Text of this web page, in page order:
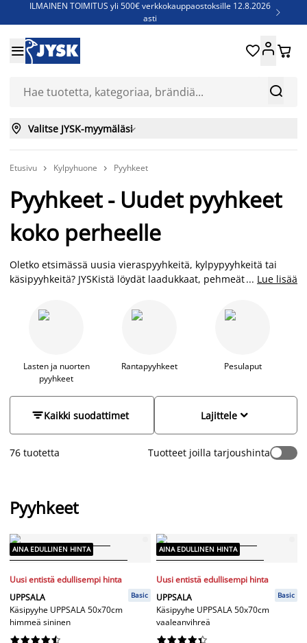
ILMAINEN TOIMITUS yli 500€ verkkokauppaostoksille 12.8.2026
asti

Jenkkisänkyjä - Säästä jopa 60%


 
 Valitse JYSK-myymäläsi
Etusivu  Kylpyhuone  Pyyhkeet
Pyyhkeet - Uudet pyyhkeet
koko perheelle
Oletko etsimässä uusia vieraspyyhkeitä, kylpypyyhkeitä tai
käsipyyhkeitä? JYSKistä löydät laadukkaat, pehmeät pyyhkeet
ihanan pehmeä ja lämmittävä suihkun tai kylvyn jälkeen, kun
taas vohvelikankainen pyyhe on kevyt ja imukykyinen. Uudet
vaaleanpunainen, harmaa, punainen, valkoinen ja beige, jotka
voi helposti yhdistellä kylpyhuoneen mattojen ja tarvikkeiden
kanssa harmonisen kokonaisuuden luomiseksi. Pyyhkeet ovat
myös mainio lahjaidea. Lapsille löytyy hauskoja pyyhkeitä,
joissa on suosikkihahmoja.
... Lue lisää
Lasten ja nuorten
pyyhkeet
Rantapyyhkeet Pesulaput
Kaikki suodattimet 
Lajittele
76 tuotetta Tuotteet joilla tarjoushinta
Pyyhkeet
AINA EDULLINEN HINTA
Uusi entistä edullisempi hinta
UPPSALA
Käsipyyhe UPPSALA 50x70cm
himmeä sininen
Basic






AINA EDULLINEN HINTA
Uusi entistä edullisempi hinta
UPPSALA
Käsipyyhe UPPSALA 50x70cm
vaaleanvihreä
Basic





